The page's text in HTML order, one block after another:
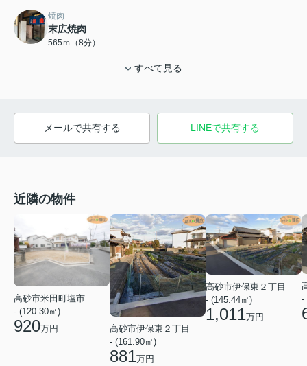
焼肉
末広焼肉
565ｍ（8分）
すべて見る
メールで共有する LINEで共有する
近隣の物件
高砂市米田町塩市
- (120.30㎡)
920万円
高砂市伊保東２丁目
- (161.90㎡)
881万円
高砂市伊保東２丁目
- (145.44㎡)
1,011万円
-